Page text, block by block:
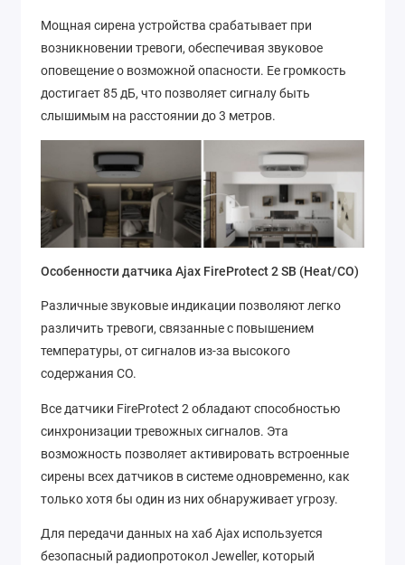
Мощная сирена устройства срабатывает при
возникновении тревоги, обеспечивая звуковое
оповещение о возможной опасности. Ее громкость
достигает 85 дБ, что позволяет сигналу быть
слышимым на расстоянии до 3 метров.
Особенности датчика Ajax FireProtect 2 SB (Heat/CO)
Различные звуковые индикации позволяют легко
различить тревоги, связанные с повышением
температуры, от сигналов из-за высокого
содержания CO.
Все датчики FireProtect 2 обладают способностью
синхронизации тревожных сигналов. Эта
возможность позволяет активировать встроенные
сирены всех датчиков в системе одновременно, как
только хотя бы один из них обнаруживает угрозу.
Для передачи данных на хаб Ajax используется
безопасный радиопротокол Jeweller, который